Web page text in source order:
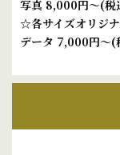
写真 8,000円～(税
☆各サイズオリジ
データ 7,000円～(